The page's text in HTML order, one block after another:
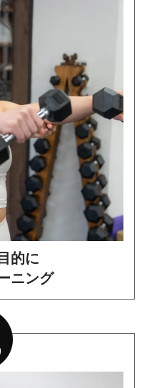
的に
ニング